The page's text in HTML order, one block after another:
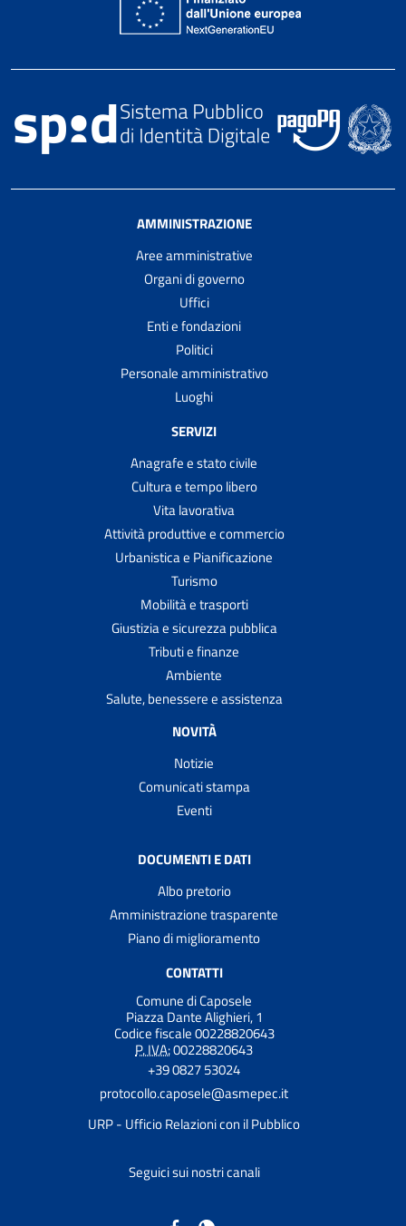
AMMINISTRAZIONE
Aree amministrative
Organi di governo
Uffici
Enti e fondazioni
Politici
Personale amministrativo
Luoghi
SERVIZI
Anagrafe e stato civile
Cultura e tempo libero
Vita lavorativa
Attività produttive e commercio
Urbanistica e Pianificazione
Turismo
Mobilità e trasporti
Giustizia e sicurezza pubblica
Tributi e finanze
Ambiente
Salute, benessere e assistenza
NOVITÀ
Notizie
Comunicati stampa
Eventi
DOCUMENTI E DATI
Albo pretorio
Amministrazione trasparente
Piano di miglioramento
CONTATTI
Comune di Caposele
Piazza Dante Alighieri, 1
Codice fiscale 00228820643
P. IVA:00228820643
+39 0827 53024
protocollo.caposele@asmepec.it
URP - Ufficio Relazioni con il Pubblico
Seguici sui nostri canali